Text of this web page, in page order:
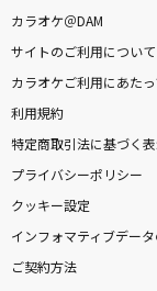
カラオケ＠DAM
サイトのご利用について
カラオケご利用にあた
利用規約
特定商取引法に基づく
プライバシーポリシー
クッキー設定
インフォマティブデー
ご契約方法